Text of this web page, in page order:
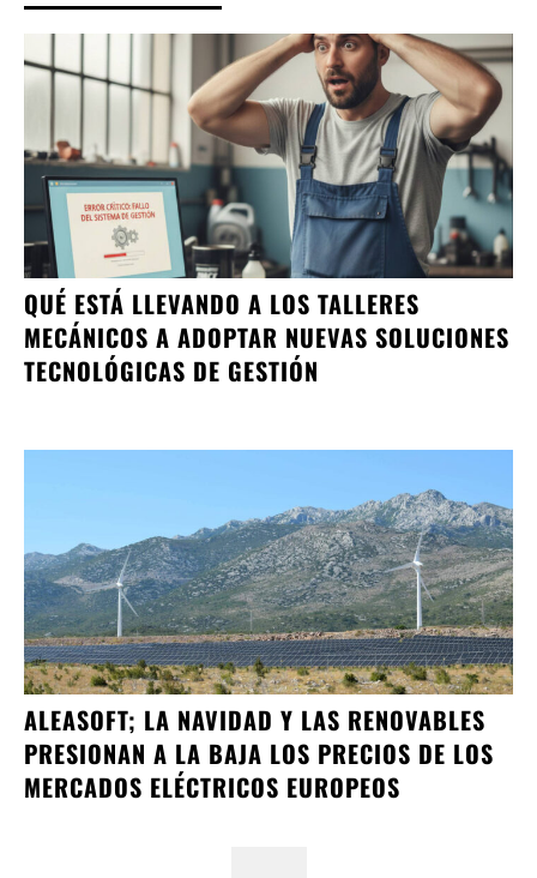
QUÉ ESTÁ LLEVANDO A LOS TALLERES
MECÁNICOS A ADOPTAR NUEVAS SOLUCIONES
TECNOLÓGICAS DE GESTIÓN
ALEASOFT; LA NAVIDAD Y LAS RENOVABLES
PRESIONAN A LA BAJA LOS PRECIOS DE LOS
MERCADOS ELÉCTRICOS EUROPEOS